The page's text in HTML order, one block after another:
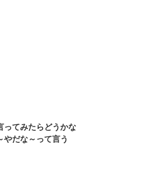
ってみたらどうかな
やだな～って言う